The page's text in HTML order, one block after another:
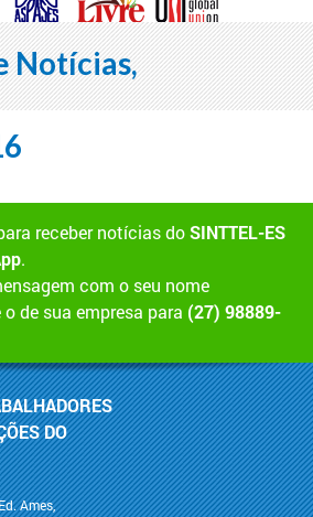
Notícias,
receber notícias doSINTTEL-ES
.
com o seu nome
de sua empresa para (27) 98889-
DO
Ames,